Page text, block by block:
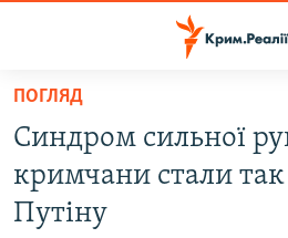
Перейти
основного
матеріалу
Перейти
до
ВОДА.КРИМ
ВІДЕО ТА ФОТО
ПОГЛЯД
Синдром сильної
кримчани стали
Путіну